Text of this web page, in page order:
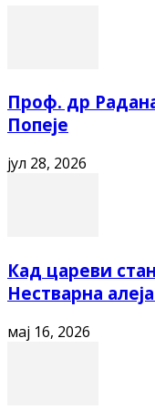
Проф. др
Попеје
јул 28, 2026
Кад цареви
Нестварна
мај 16, 2026